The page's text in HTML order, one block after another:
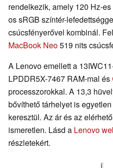
rendelkezik, amely 120 Hz-
os sRGB színtér-
csúcsfényerővel kombinál.
MacBook Neo519 nits
A Lenovo emellett a
LPDDR5X-7467 RAM-mal és
processzorokkal. A 13,3
bővíthető tárhelyet is
keresztül. Az ár és az
ismeretlen. Lásd a Lenovo
részletekért.